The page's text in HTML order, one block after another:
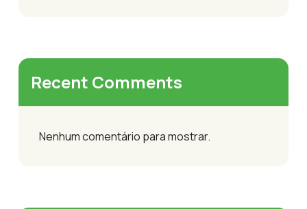
Recent Comments
Nenhum comentário para mostrar.